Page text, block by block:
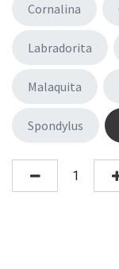
Cornalina
Labradorita
Malaquita
Spondylus